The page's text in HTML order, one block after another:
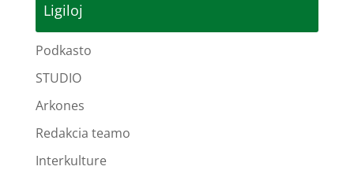
Ligiloj
Podkasto
STUDIO
Arkones
Redakcia teamo
Interkulture